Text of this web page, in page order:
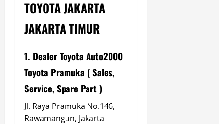
TOYOTA JAKARTA
JAKARTA TIMUR
1. Dealer Toyota Auto2000
Toyota Pramuka ( Sales,
Service, Spare Part )
Jl. Raya Pramuka No.146,
Rawamangun, Jakarta